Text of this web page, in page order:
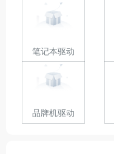
笔记本驱动
品牌机驱动